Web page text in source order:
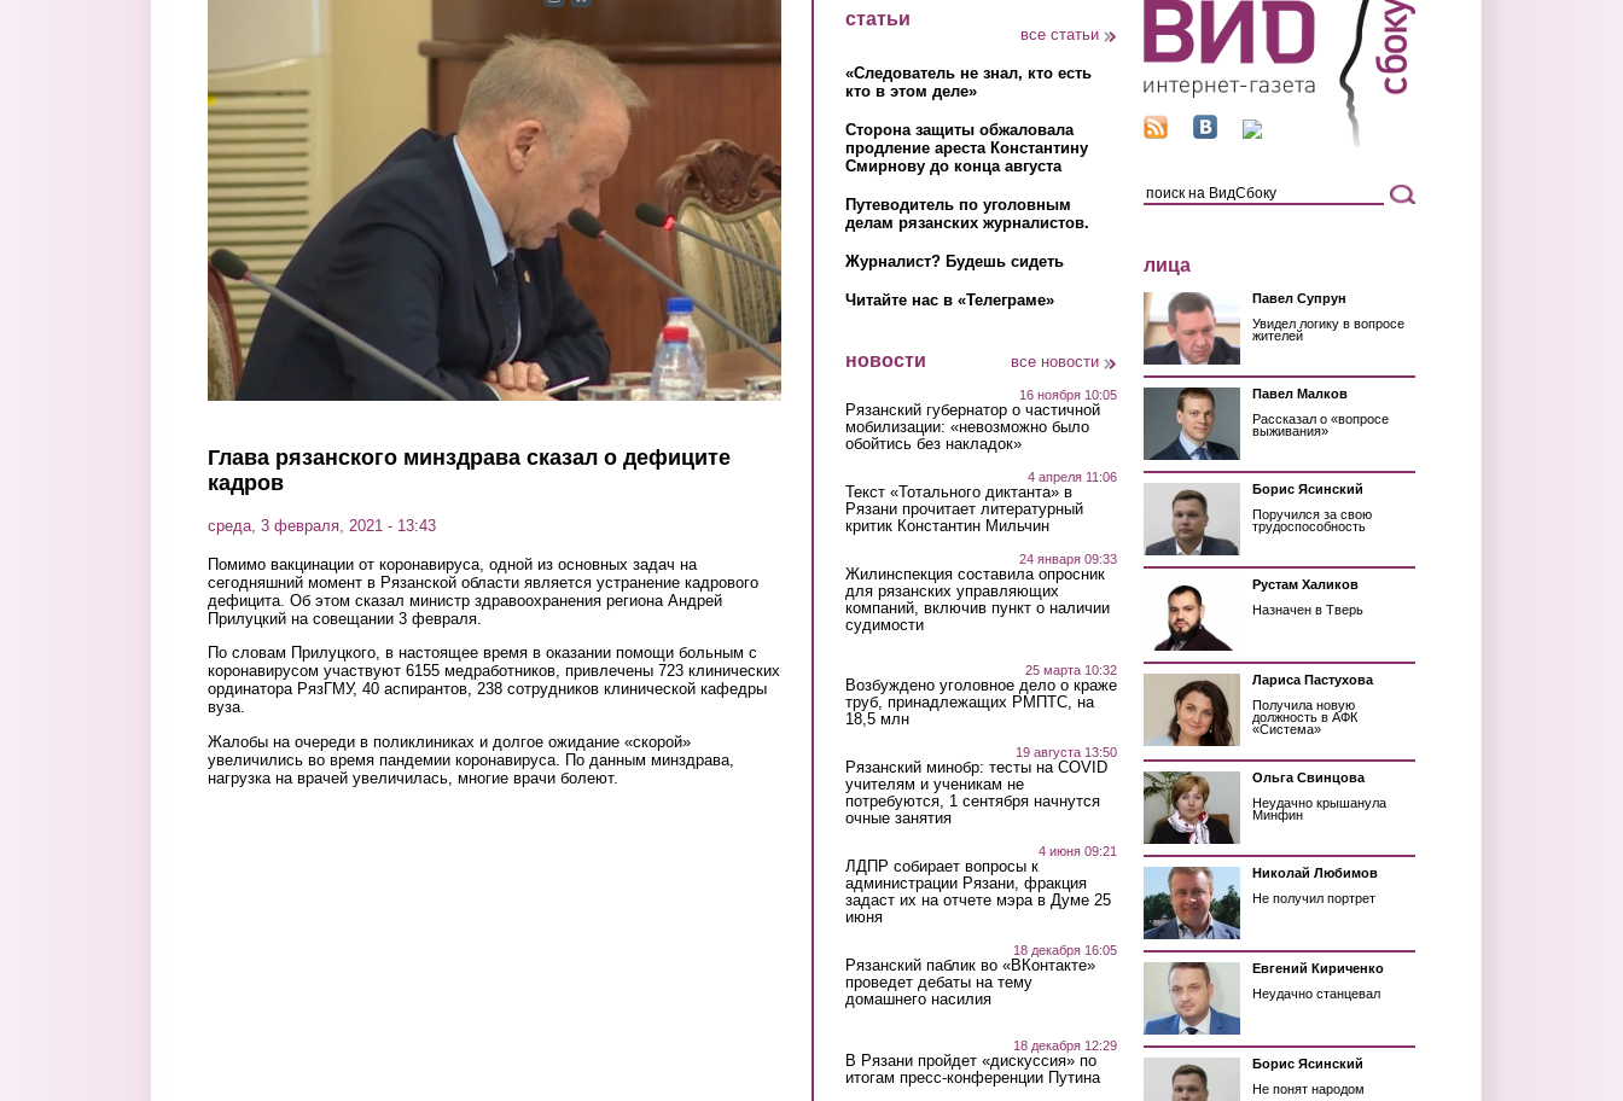
Глава рязанского минздрава сказал о дефиците
кадров
среда, 3 февраля, 2021 - 13:43
Помимо вакцинации от коронавируса, одной из основных задач на
сегодняшний момент в Рязанской области является устранение кадрового
дефицита. Об этом сказал министр здравоохранения региона Андрей
Прилуцкий на совещании 3 февраля.
По словам Прилуцкого, в настоящее время в оказании помощи больным с
коронавирусом участвуют 6155 медработников, привлечены 723 клинических
ординатора РязГМУ, 40 аспирантов, 238 сотрудников клинической кафедры
вуза.
Жалобы на очереди в поликлиниках и долгое ожидание «скорой»
увеличились во время пандемии коронавируса. По данным минздрава,
нагрузка на врачей увеличилась, многие врачи болеют.
статьи
все статьи
«Следователь не знал, кто есть
кто в этом деле»
Сторона защиты обжаловала
продление ареста Константину
Смирнову до конца августа
Путеводитель по уголовным
делам рязанских журналистов.
Журналист? Будешь сидеть
Читайте нас в «Телеграме»
новости все новости
16 ноября 10:05
Рязанский губернатор о частичной
мобилизации: «невозможно было
обойтись без накладок»
4 апреля 11:06
Текст «Тотального диктанта» в
Рязани прочитает литературный
критик Константин Мильчин
24 января 09:33
Жилинспекция составила опросник
для рязанских управляющих
компаний, включив пункт о наличии
судимости
25 марта 10:32
Возбуждено уголовное дело о краже
труб, принадлежащих РМПТС, на
18,5 млн
19 августа 13:50
Рязанский минобр: тесты на COVID
учителям и ученикам не
потребуются, 1 сентября начнутся
очные занятия
4 июня 09:21
ЛДПР собирает вопросы к
администрации Рязани, фракция
задаст их на отчете мэра в Думе 25
июня
18 декабря 16:05
Рязанский паблик во «ВКонтакте»
проведет дебаты на тему
домашнего насилия
18 декабря 12:29
В Рязани пройдет «дискуссия» по
итогам пресс-конференции Путина
лица
Павел Супрун
Увидел логику в вопросе
жителей
Павел Малков
Рассказал о «вопросе
выживания»
Борис Ясинский
Поручился за свою
трудоспособность
Рустам Халиков
Назначен в Тверь
Лариса Пастухова
Получила новую
должность в АФК
«Система»
Ольга Свинцова
Неудачно крышанула
Минфин
Николай Любимов
Не получил портрет
Евгений Кириченко
Неудачно станцевал
Борис Ясинский
Не понят народом